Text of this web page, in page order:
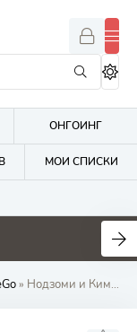
ОНГОИНГ
МОИ СПИСКИ
» Нодзоми и Кимио